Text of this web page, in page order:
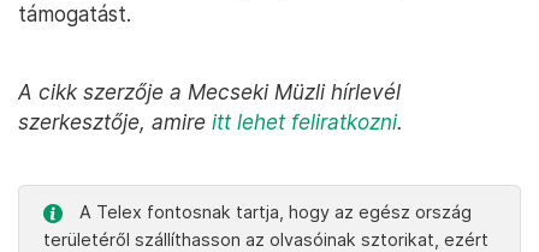
támogatást.
A cikk szerzője a Mecseki Müzli hírlevél
szerkesztője, amire itt lehet feliratkozni.
A Telex fontosnak tartja, hogy az egész ország
területéről szállíthasson az olvasóinak sztorikat, ezért